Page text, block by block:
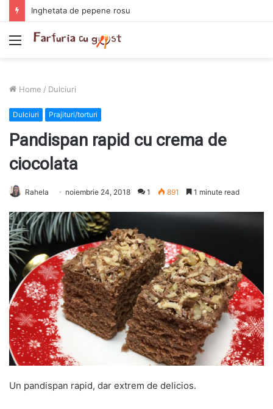
Chiftelute cu cartofi si smantana la cuptor
Menu
Home / Dulciuri
Dulciuri Prajituri/torturi
Pandispan rapid cu crema de
ciocolata
Rahela noiembrie 24, 2018 1 891 1 minute read
Un pandispan rapid, dar extrem de delicios.